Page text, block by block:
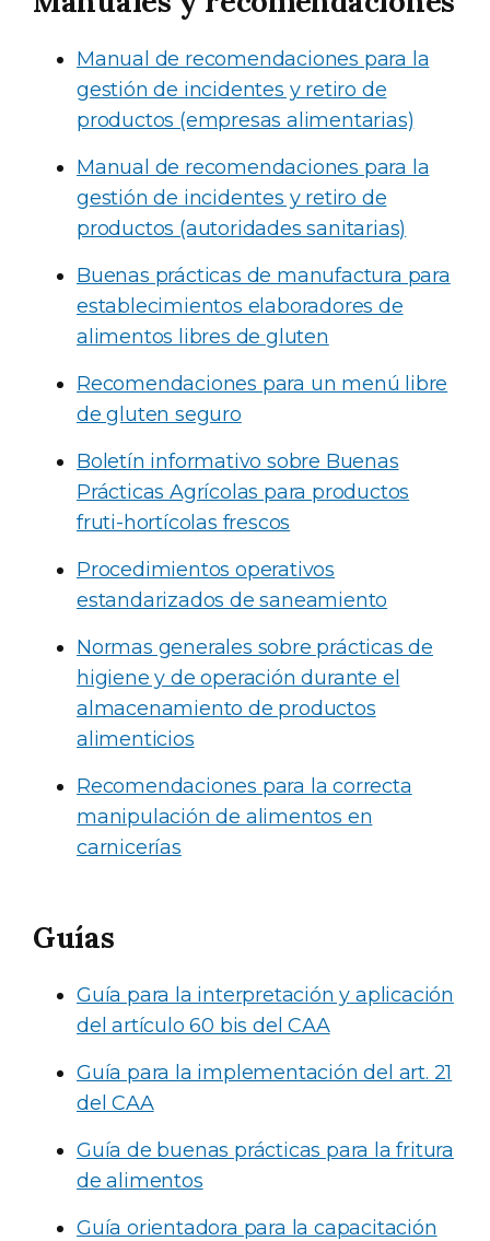
Manual de recomendaciones para la
gestión de incidentes y retiro de
productos (empresas alimentarias)
Manual de recomendaciones para la
gestión de incidentes y retiro de
productos (autoridades sanitarias)
Buenas prácticas de manufactura para
establecimientos elaboradores de
alimentos libres de gluten
Recomendaciones para un menú libre
de gluten seguro
Boletín informativo sobre Buenas
Prácticas Agrícolas para productos
fruti-hortícolas frescos
Procedimientos operativos
estandarizados de saneamiento
Normas generales sobre prácticas de
higiene y de operación durante el
almacenamiento de productos
alimenticios
Recomendaciones para la correcta
manipulación de alimentos en
carnicerías
Guías
Guía para la interpretación y aplicación
del artículo 60 bis del CAA
Guía para la implementación del art. 21
del CAA
Guía de buenas prácticas para la fritura
de alimentos
Guía orientadora para la capacitación